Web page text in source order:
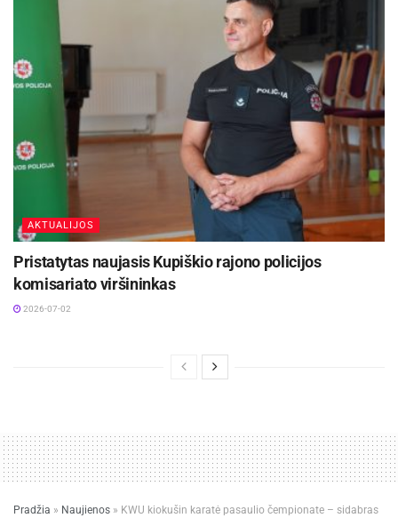
AKTUALIJOS
Pristatytas naujasis Kupiškio rajono policijos
komisariato viršininkas
2026-07-02
Pradžia » Naujienos » KWU kiokušin karatė pasaulio čempionate – sidabras